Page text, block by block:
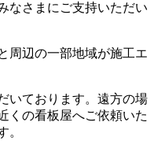
なさまにご支持いただい
周辺の一部地域が施工エ
いております。遠方の場
くの看板屋へご依頼いた
。